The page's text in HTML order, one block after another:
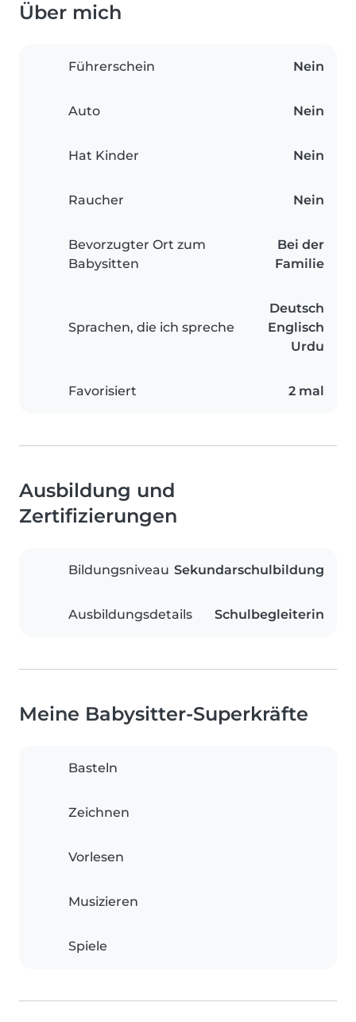
Über mich
Führerschein Nein
Auto Nein
Hat Kinder Nein
Raucher Nein
Bevorzugter Ort zum
Babysitten
Bei der
Familie
Sprachen, die ich spreche
Deutsch
Englisch
Urdu
Favorisiert 2 mal
Ausbildung und
Zertifizierungen
Bildungsniveau Sekundarschulbildung
Ausbildungsdetails Schulbegleiterin
Meine Babysitter-Superkräfte
Basteln
Zeichnen
Vorlesen
Musizieren
Spiele